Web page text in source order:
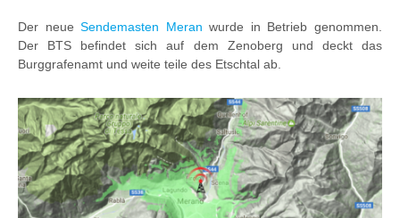
Der neueSendemasten Meran wurde in Betrieb genommen.
Der BTS befindet sich auf dem Zenoberg und deckt das
Burggrafenamt und weite teile des Etschtal ab.